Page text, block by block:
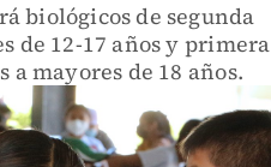
biológicos de segunda
de 12-17 años y primera
a mayores de 18 años.